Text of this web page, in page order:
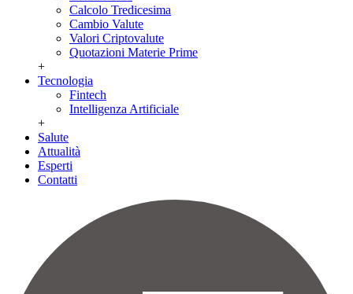
Calcolo Tredicesima
Cambio Valute
Valori Criptovalute
Quotazioni Materie Prime
+
Tecnologia
Fintech
Intelligenza Artificiale
+
Salute
Attualità
Esperti
Contatti